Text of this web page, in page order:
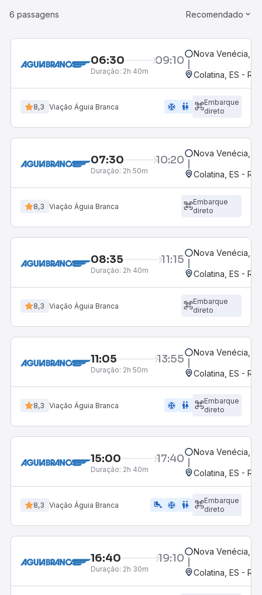
6 passagens Recomendado
06:30 09:10
Duração: 2h 40m
Nova Venécia,
Colatina, ES -
8,3 Viação Águia Branca ac_unit wc
Embarque
direto
07:30 10:20
Duração: 2h 50m
Nova Venécia,
Colatina, ES -
8,3 Viação Águia Branca
Embarque
direto
08:35 11:15
Duração: 2h 40m
Nova Venécia,
Colatina, ES -
8,3 Viação Águia Branca
Embarque
direto
11:05 13:55
Duração: 2h 50m
Nova Venécia,
Colatina, ES -
8,3 Viação Águia Branca ac_unit wc
Embarque
direto
15:00 17:40
Duração: 2h 40m
Nova Venécia,
Colatina, ES -
8,3 Viação Águia Branca airline_seat_legroom_extra ac_unit WC
Embarque
direto
16:40 19:10
Duração: 2h 30m
Nova Venécia,
Colatina, ES -